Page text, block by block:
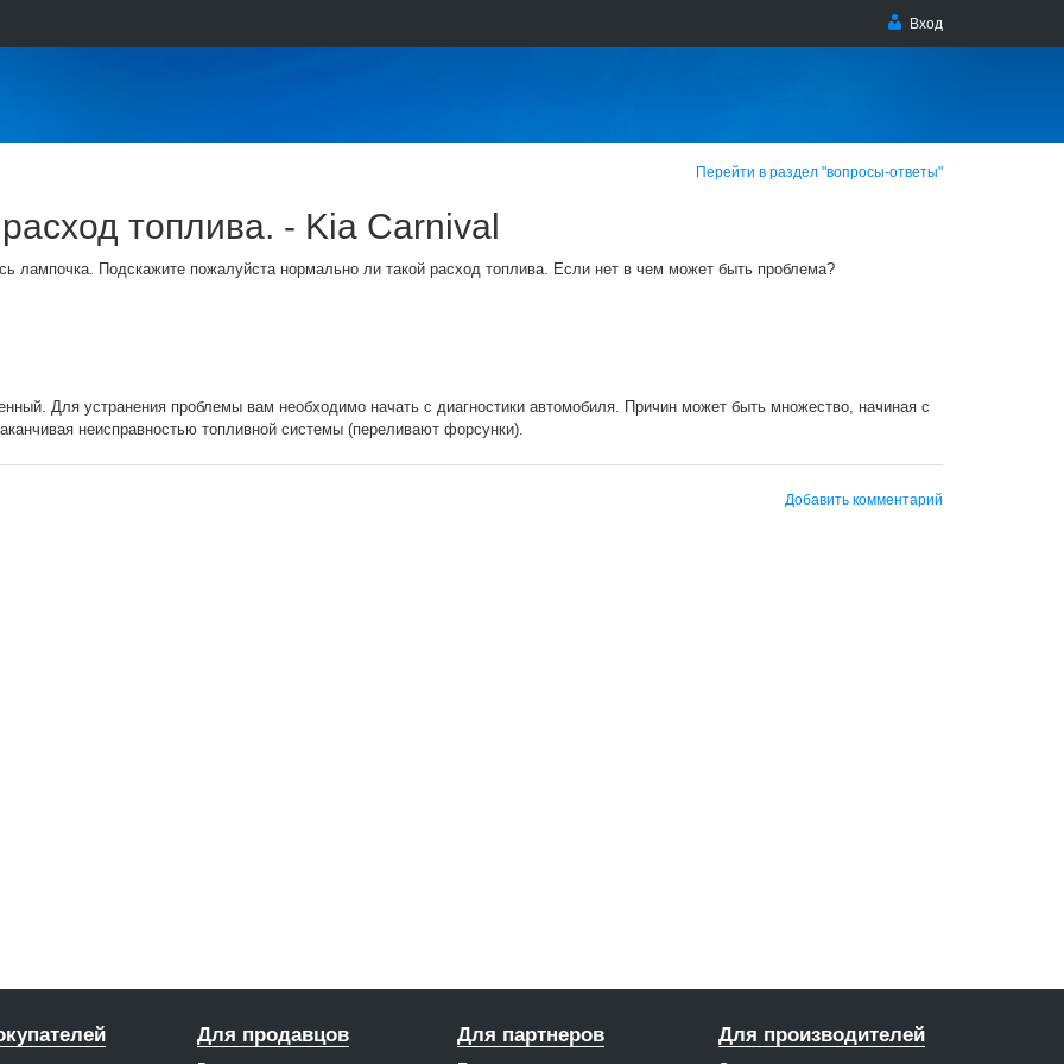
Вход
Перейти в раздел "вопросы-ответы"
топлива. - Kia Carnival
лампочка. Подскажите пожалуйста нормально ли такой расход топлива. Если нет в чем может быть проблема?
Для устранения проблемы вам необходимо начать с диагностики автомобиля. Причин может быть множество, начиная с
неисправностью топливной системы (переливают форсунки).
Добавить комментарий
Для продавцов Для партнеров Для производителей